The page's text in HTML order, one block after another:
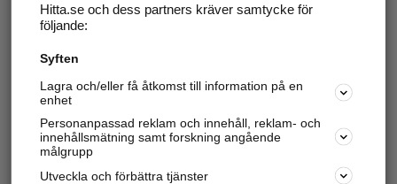
Hitta.se och dess partners kräver samtycke för
följande:
Syften
Lagra och/eller få åtkomst till information på en
enhet
Personanpassad reklam och innehåll, reklam- och
innehållsmätning samt forskning angående
målgrupp
Utveckla och förbättra tjänster